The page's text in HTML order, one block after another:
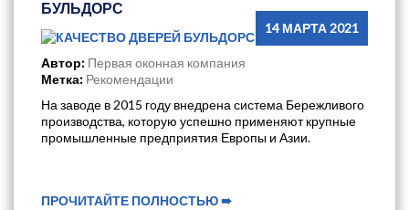
БУЛЬДОРС
14 МАРТА 2021
Автор: Первая оконная компания
Метка: Рекомендации
На заводе в 2015 году внедрена система Бережливого
производства, которую успешно применяют крупные
промышленные предприятия Европы и Азии.
ПРОЧИТАЙТЕ ПОЛНОСТЬЮ ➠